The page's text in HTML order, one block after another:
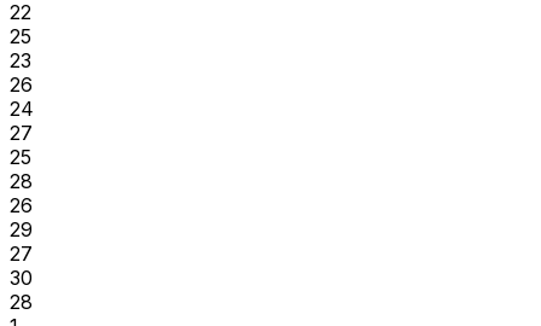
22
25
23
26
24
27
25
28
26
29
27
30
28